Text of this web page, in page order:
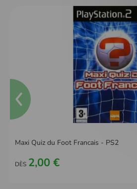
Maxi Quiz du Foot Francais - PS2
DÈS 2,00 €